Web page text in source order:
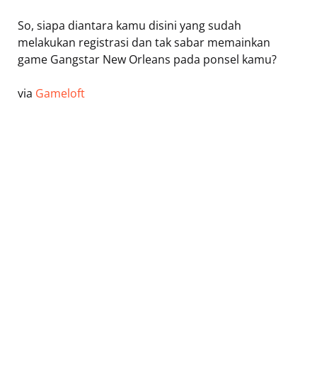
So, siapa diantara kamu disini yang sudah
melakukan registrasi dan tak sabar memainkan
game Gangstar New Orleans pada ponsel kamu?
via Gameloft